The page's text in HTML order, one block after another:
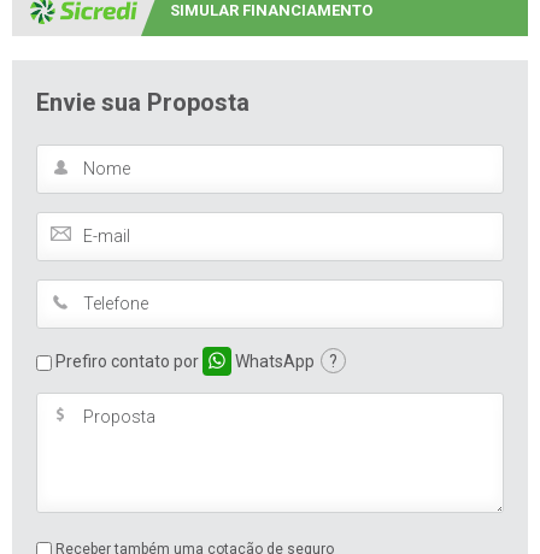
SIMULAR FINANCIAMENTO
Envie sua Proposta
Prefiro contato por WhatsApp ?
Receber também uma cotação de seguro